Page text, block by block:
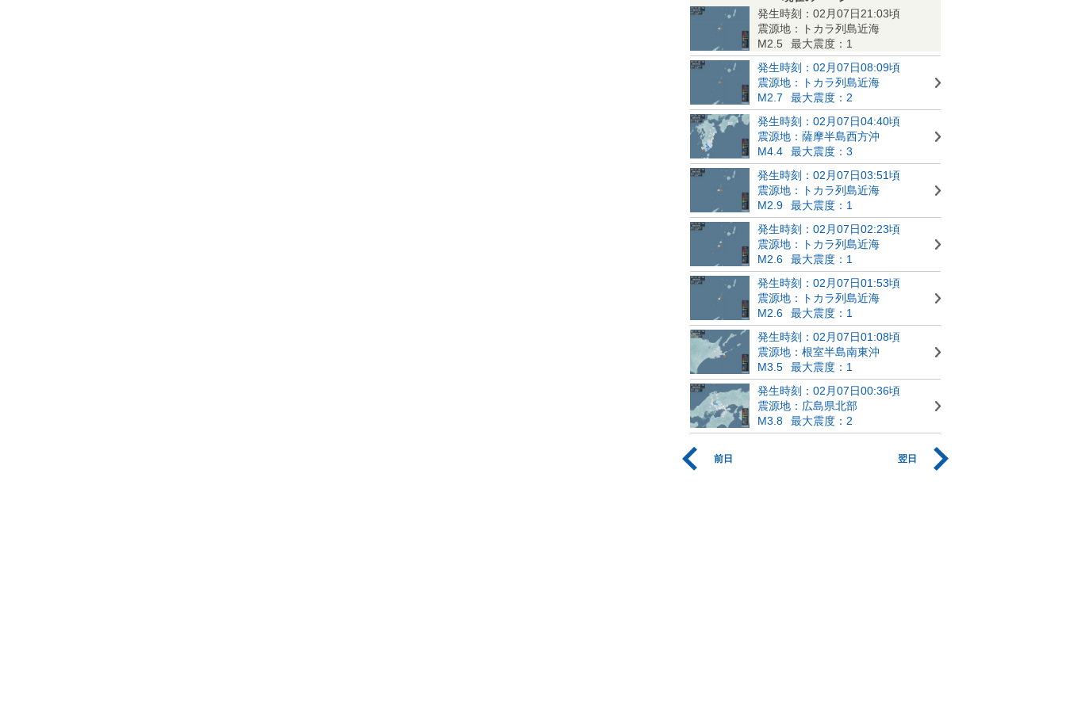
発生時刻：02月07日21:03頃
震源地：トカラ列島近海
M2.5
最大震度：1
発生時刻：02月07日08:09頃
震源地：トカラ列島近海
M2.7
最大震度：2
発生時刻：02月07日04:40頃
震源地：薩摩半島西方沖
M4.4
最大震度：3
発生時刻：02月07日03:51頃
震源地：トカラ列島近海
M2.9
最大震度：1
発生時刻：02月07日02:23頃
震源地：トカラ列島近海
M2.6
最大震度：1
発生時刻：02月07日01:53頃
震源地：トカラ列島近海
M2.6
最大震度：1
発生時刻：02月07日01:08頃
震源地：根室半島南東沖
M3.5
最大震度：1
発生時刻：02月07日00:36頃
震源地：広島県北部
M3.8
最大震度：2
前日 翌日